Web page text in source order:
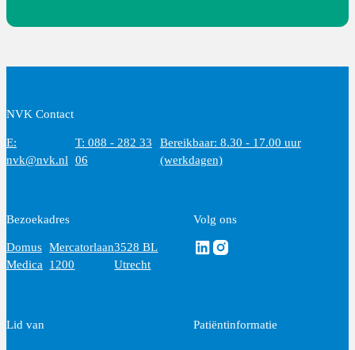
NVK Contact
E:
nvk@nvk.nl
T: 088 - 282 33
06
Bereikbaar: 8.30 - 17.00 uur
(werkdagen)
Bezoekadres
Domus
Medica
Mercatorlaan
1200
3528 BL
Utrecht
Volg ons
Volg ons via Linkedin
Volg ons via Instagram
Lid van Patiëntinformatie